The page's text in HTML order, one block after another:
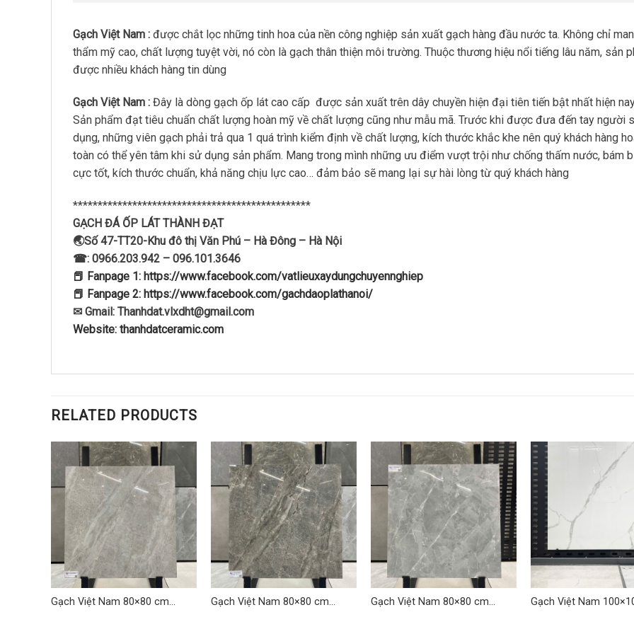
Gạch Việt Nam : được chắt lọc những tinh hoa của nền công nghiệp sản xuất gạch hàng đầu nước ta. Không chỉ
thẩm mỹ cao, chất lượng tuyệt vời, nó còn là gạch thân thiện môi trường. Thuộc thương hiệu nổi tiếng lâu năm, sản
được nhiều khách hàng tin dùng
Gạch Việt Nam : Đây là dòng gạch ốp lát cao cấp được sản xuất trên dây chuyền hiện đại tiên tiến bật nhất hiện
Sản phẩm đạt tiêu chuẩn chất lượng hoàn mỹ về chất lượng cũng như mẫu mã. Trước khi được đưa đến tay người
dụng, những viên gạch phải trả qua 1 quá trình kiểm định về chất lượng, kích thước khắc khe nên quý khách hàng
toàn có thể yên tâm khi sử dụng sản phẩm. Mang trong mình những ưu điểm vượt trội như chống thấm nước, bám
cực tốt, kích thước chuẩn, khả năng chịu lực cao… đảm bảo sẽ mang lại sự hài lòng từ quý khách hàng
************************************************
GẠCH ĐÁ ỐP LÁT THÀNH ĐẠT
🌏Số 47-TT20-Khu đô thị Văn Phú – Hà Đông – Hà Nội
☎: 0966.203.942 – 096.101.3646
📕 Fanpage 1: https://www.facebook.com/vatlieuxaydungchuyennghiep
📕 Fanpage 2: https://www.facebook.com/gachdaoplathanoi/
✉ Gmail: Thanhdat.vlxdht@gmail.com
Website: thanhdatceramic.com
RELATED PRODUCTS
Gạch Việt Nam 80×80 cm
Gạch Việt Nam 80×80 cm
Gạch Việt Nam 80×80 cm
Gạch Việt Nam